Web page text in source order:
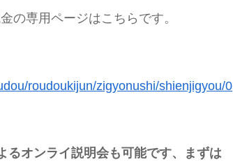
の専用ページはこちらです。
roudoukijun/zigyonushi/shienjigyou/0
るオンライ説明会も可能です、まずは